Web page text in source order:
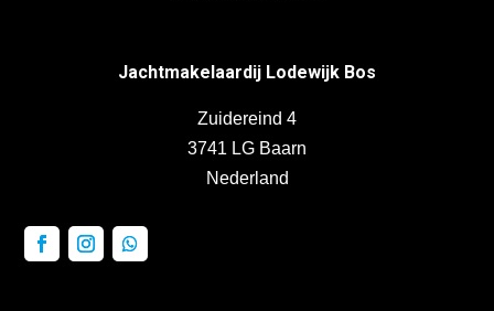
Jachtmakelaardij Lodewijk Bos
Zuidereind 4
3741 LG Baarn
Nederland